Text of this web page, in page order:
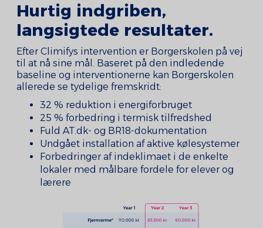
Hurtig indgriben,
langsigtede resultater.
Efter Climifys intervention er Borgerskolen på vej
til at nå sine mål. Baseret på den indledende
baseline og interventionerne kan Borgerskolen
allerede se tydelige fremskridt:
32 % reduktion i energiforbruget
25 % forbedring i termisk tilfredshed
Fuld AT.dk- og BR18-dokumentation
Undgået installation af aktive kølesystemer
Forbedringer af indeklimaet i de enkelte
lokaler med målbare fordele for elever og
lærere